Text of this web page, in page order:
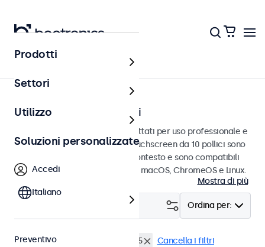
Touchscreen
Touchscreen da 10 pollici
Touchscreen da 10 pollici progettati per uso professionale e
uso continuo. Questi monitor touchscreen da 10 pollici sono
facili da integrare in qualsiasi contesto e sono compatibili
con i sistemi operativi Windows, macOS, ChromeOS e Linux.
Mostra di più
Ordina per:
Touchscreen 10 pollici EN50155 Cancella i filtri
Prodotti
Settori
Utilizzo
Soluzioni personalizzate
Accedi
Italiano
Preventivo